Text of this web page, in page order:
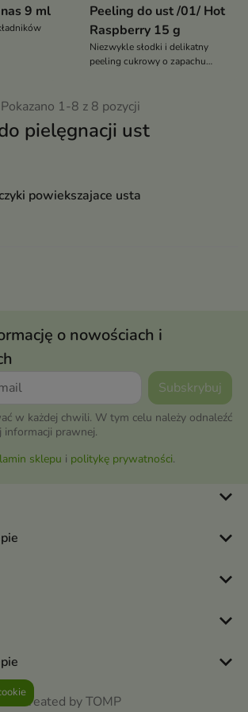
pielęgnacji ust
powiekszajace usta
9 ml
Peeling do ust /01/ Hot
Raspberry 15 g
Niezwykle słodki i delikatny
peeling cukrowy o zapachu
Pokazano 1-8 z 8 pozycji
o nowościach i
w każdej chwili. W tym celu należy odnaleźć
informacji prawnej.
sklepu i politykę prywatności.
keyboard_arrow_down
keyboard_arrow_down
keyboard_arrow_down
keyboard_arrow_down
keyboard_arrow_down
Created by TOMP